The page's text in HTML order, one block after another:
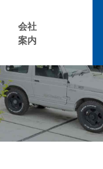
会社
案内